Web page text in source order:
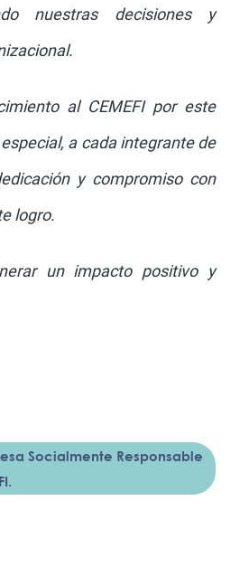
nuestras decisiones y
al CEMEFI por este
a cada integrante de
y compromiso con
logro.
un impacto positivo y
Socialmente Responsable